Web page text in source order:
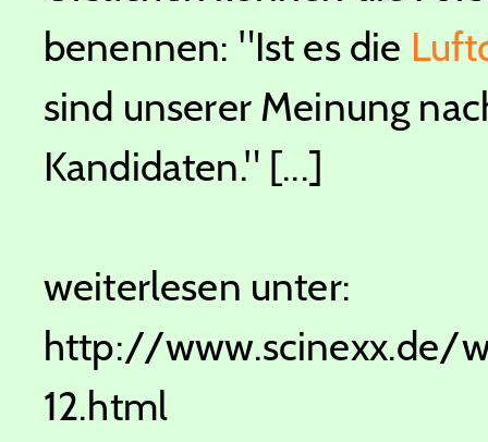
benennen: "Ist es die
sind unserer Meinung
Kandidaten." [...]
weiterlesen unter:
http://www.scinexx.de/
12.html